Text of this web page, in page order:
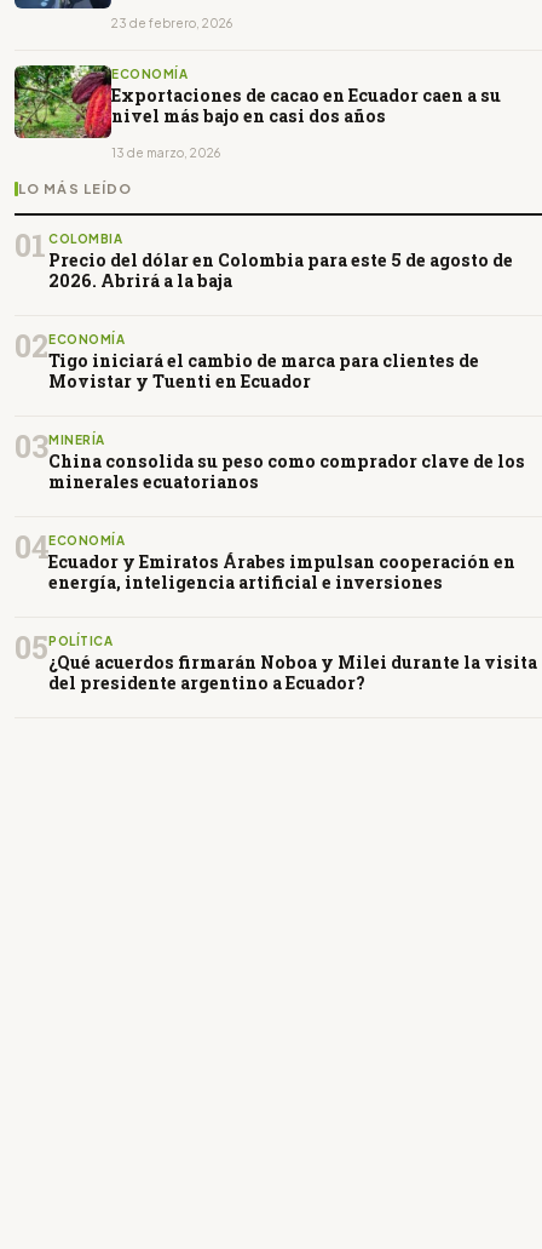
23 de febrero, 2026
ECONOMÍA
Exportaciones de cacao en Ecuador caen a su
nivel más bajo en casi dos años
13 de marzo, 2026
LO MÁS LEÍDO
01 COLOMBIA
Precio del dólar en Colombia para este 5 de agosto de
2026. Abrirá a la baja
02 ECONOMÍA
Tigo iniciará el cambio de marca para clientes de
Movistar y Tuenti en Ecuador
03MINERÍA
China consolida su peso como comprador clave de los
minerales ecuatorianos
04ECONOMÍA
Ecuador y Emiratos Árabes impulsan cooperación en
energía, inteligencia artificial e inversiones
05 POLÍTICA
¿Qué acuerdos firmarán Noboa y Milei durante la visita
del presidente argentino a Ecuador?